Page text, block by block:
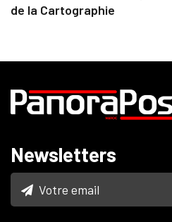
de la Cartographie
Newsletters